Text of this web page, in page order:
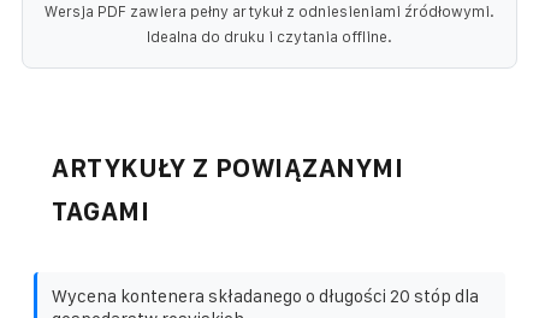
Wersja PDF zawiera pełny artykuł z odniesieniami źródłowymi.
Idealna do druku i czytania offline.
ARTYKUŁY Z POWIĄZANYMI
TAGAMI
Wycena kontenera składanego o długości 20 stóp dla